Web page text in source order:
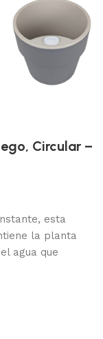
Circular –
esta
la planta
agua que